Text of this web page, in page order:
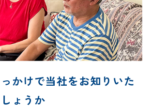
かけで当社をお知りいた
ょうか